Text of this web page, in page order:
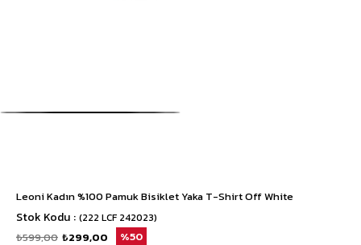
Leoni Kadın %100 Pamuk Bisiklet Yaka T-Shirt Off White
Stok Kodu (222 LCF 242023)
₺599,00 ₺299,00 50